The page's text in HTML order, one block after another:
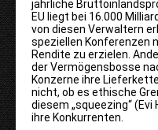
jährliche
EU liegt bei 16.000
von diesen Verwaltern
speziellen Konferenzen
Rendite zu erzielen.
der Vermögensbosse
Konzerne ihre
nicht, ob es ethische
diesem „squeezing“
ihre Konkurrenten.